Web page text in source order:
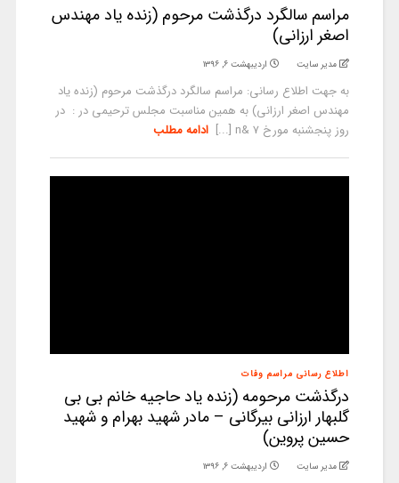
مراسم سالگرد درگذشت مرحوم (زنده یاد مهندس
اصغر ارزانی)
مدیر سایت اردیبهشت ۶, ۱۳۹۶
به جهت اطلاع رسانی: مراسم سالگرد درگذشت مرحوم (زنده یاد
مهندس اصغر ارزانی) به همین مناسبت مجلس ترحیمی در : در
روز پنجشنبه مورخ ۷ &n [...]
ادامه مطلب
اطلاع رسانی مراسم وفات
درگذشت مرحومه (زنده یاد حاجیه خانم بی بی
گلبهار ارزانی بیرگانی – مادر شهید بهرام و شهید
حسین پروین)
مدیر سایت اردیبهشت ۶, ۱۳۹۶